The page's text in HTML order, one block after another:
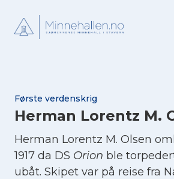
Første verdenskrig
Herman Lorentz M.
Herman Lorentz M. Olsen
1917 da DS Orion ble
ubåt. Skipet var på reise fra